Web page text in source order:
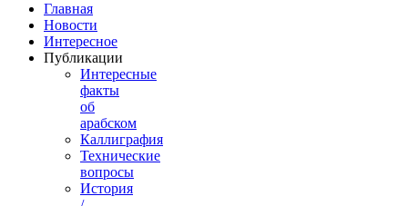
Главная
Новости
Интересное
Публикации
Интересные
факты
об
арабском
Каллиграфия
Технические
вопросы
История